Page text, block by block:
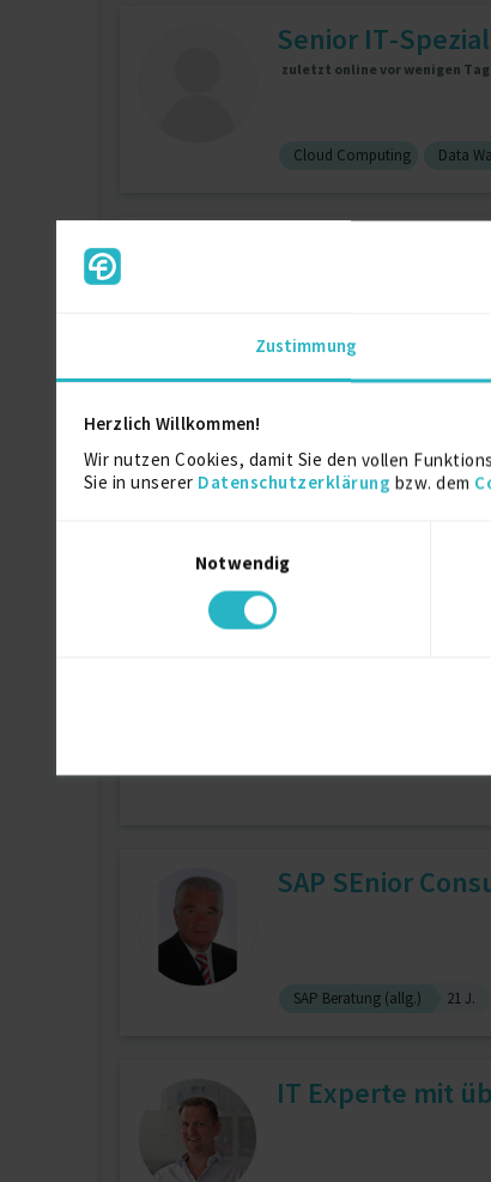
Zustimmung
Herzlich Willkommen!
Wir nutzen Cookies, damit Sie den vollen
Sie in unserer Datenschutzerklärung bzw. dem
Notwendig
Senior IT-
zuletzt online vor wenigen
Cloud Computing Data
IT-Consulting,
SAP SEnior
SAP Beratung (allg.) 21 J.
IT Experte mit